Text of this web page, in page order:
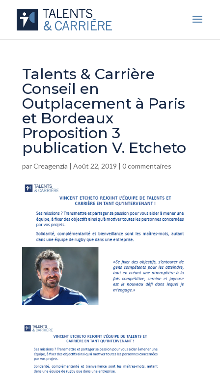
Talents & Carrière
Conseil en
Outplacement à Paris
et Bordeaux
Proposition 3
publication V. Etcheto
parCreagenzia | Août 22, 2019 | 0 commentaires